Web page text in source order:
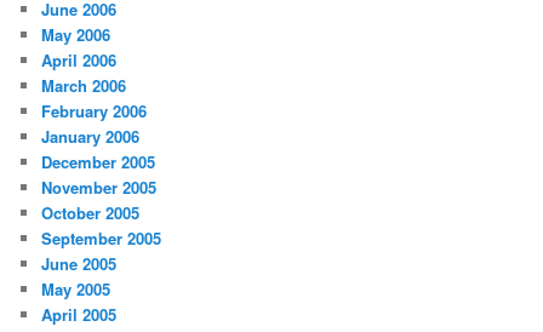
June 2006
May 2006
April 2006
March 2006
February 2006
January 2006
December 2005
November 2005
October 2005
September 2005
June 2005
May 2005
April 2005